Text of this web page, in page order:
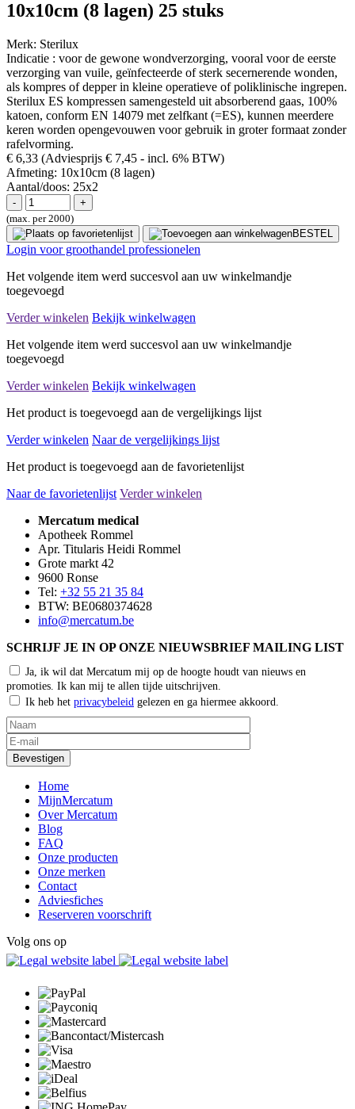
10x10cm (8 lagen) 25 stuks
Merk: Sterilux
Indicatie : voor de gewone wondverzorging, vooral voor de eerste
verzorging van vuile, geïnfecteerde of sterk secernerende wonden,
als kompres of depper in kleine operatieve of poliklinische ingrepen.
Sterilux ES kompressen samengesteld uit absorberend gaas, 100%
katoen, conform EN 14079 met zelfkant (=ES), kunnen meerdere
keren worden opengevouwen voor gebruik in groter formaat zonder
rafelvorming.
€ 6,33 (Adviesprijs € 7,45 - incl. 6% BTW)
Afmeting: 10x10cm (8 lagen)
Aantal/doos: 25x2
(max. per 2000)
BESTEL
Login voor groothandel professionelen
Het volgende item werd succesvol aan uw winkelmandje
toegevoegd
Verder winkelen Bekijk winkelwagen
Het volgende item werd succesvol aan uw winkelmandje
toegevoegd
Verder winkelen Bekijk winkelwagen
Het product is toegevoegd aan de vergelijkings lijst
Verder winkelen Naar de vergelijkings lijst
Het product is toegevoegd aan de favorietenlijst
Naar de favorietenlijst Verder winkelen
Mercatum medical
Apotheek Rommel
Apr. Titularis Heidi Rommel
Grote markt 42
9600 Ronse
Tel: +32 55 21 35 84
BTW: BE0680374628
info@mercatum.be
SCHRIJF JE IN OP ONZE NIEUWSBRIEF MAILING LIST
Ja, ik wil dat Mercatum mij op de hoogte houdt van nieuws en
promoties. Ik kan mij te allen tijde uitschrijven.
Ik heb het privacybeleid gelezen en ga hiermee akkoord.
Home
MijnMercatum
Over Mercatum
Blog
FAQ
Onze producten
Onze merken
Contact
Adviesfiches
Reserveren voorschrift
Volg ons op